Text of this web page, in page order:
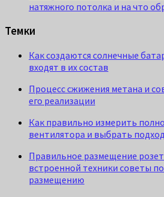
натяжного потолка и на что
Темки
Как создаются солнечные
входят в их состав
Процесс сжижения метана и
его реализации
Как правильно измерить
вентилятора и выбрать
Правильное размещение
встроенной техники советы
размещению